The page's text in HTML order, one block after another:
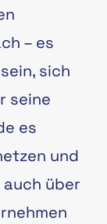
– es
sich
seine
es
und
über